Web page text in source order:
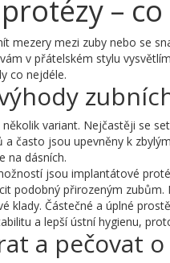
–
mezery mezi zuby nebo se
v přátelském stylu
co nejdéle.
variant. Nejčastěji se
a často jsou upevněny k
na dásních.
jsou implantátové
podobný přirozeným
klady. Částečné a úplné
a lepší ústní hygienu,
a pečovat